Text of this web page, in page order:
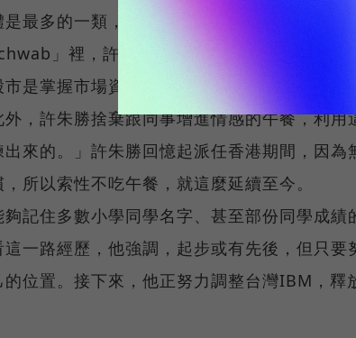
是最多的一類，至於首頁，他設在嘉信理財
」裡，許朱勝設定了包含惠普、思科、
市是掌握市場資訊的最佳管道。
外，許朱勝捨棄跟同事增進情感的午餐，利
出來的。」許朱勝回憶起派任香港期間，因
，所以索性不吃午餐，就這麼延續至今。
夠記住多數小學同學名字、甚至部份同學成
這一路經歷，他強調，起步或有先後，但只
的位置。接下來，他正努力調整台灣IBM，釋